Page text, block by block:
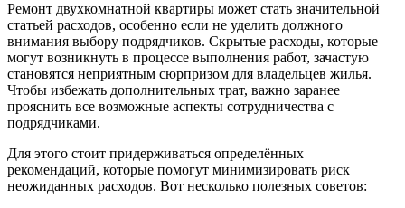
Ремонт двухкомнатной квартиры может стать значительной
статьей расходов, особенно если не уделить должного
внимания выбору подрядчиков. Скрытые расходы, которые
могут возникнуть в процессе выполнения работ, зачастую
становятся неприятным сюрпризом для владельцев жилья.
Чтобы избежать дополнительных трат, важно заранее
прояснить все возможные аспекты сотрудничества с
подрядчиками.
Для этого стоит придерживаться определённых
рекомендаций, которые помогут минимизировать риск
неожиданных расходов. Вот несколько полезных советов: